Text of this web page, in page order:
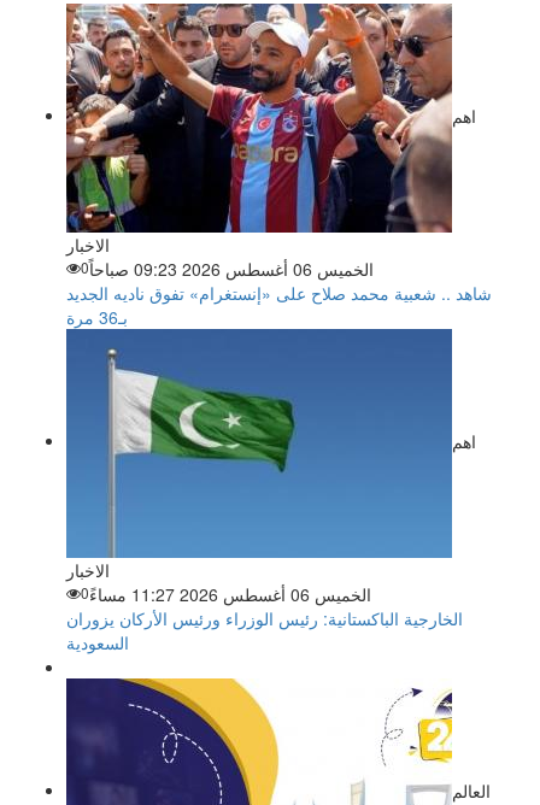
اهم
الاخبار
الخميس 06 أغسطس 2026 09:23 صباحاً
0
شاهد .. شعبية محمد صلاح على «إنستغرام» تفوق ناديه الجديد
بـ36 مرة
اهم
الاخبار
الخميس 06 أغسطس 2026 11:27 مساءً
0
الخارجية الباكستانية: رئيس الوزراء ورئيس الأركان يزوران
السعودية
العالم